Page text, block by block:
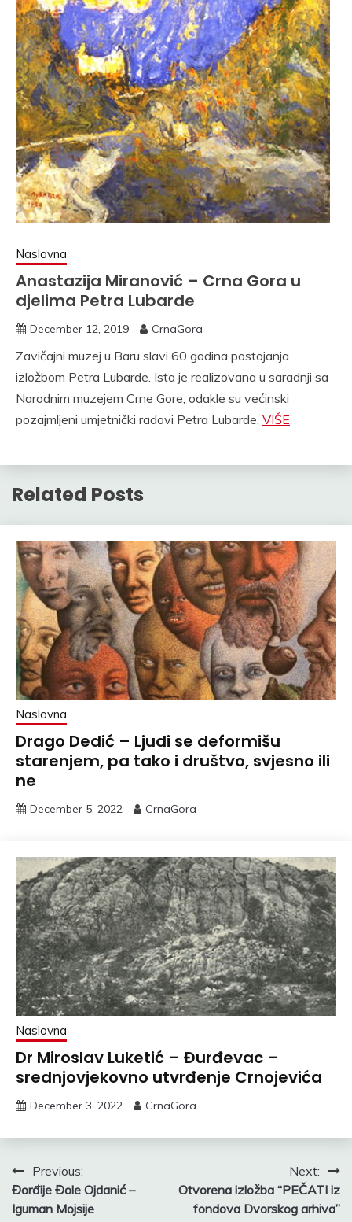
Naslovna
Anastazija Miranović – Crna Gora u
djelima Petra Lubarde
December 12, 2019 CrnaGora
Zavičajni muzej u Baru slavi 60 godina postojanja
izložbom Petra Lubarde. Ista je realizovana u saradnji sa
Narodnim muzejem Crne Gore, odakle su većinski
pozajmljeni umjetnički radovi Petra Lubarde. VIŠE
Related Posts
Naslovna
Drago Dedić – Ljudi se deformišu
starenjem, pa tako i društvo, svjesno ili
ne
December 5, 2022 CrnaGora
Naslovna
Dr Miroslav Luketić – Đurđevac –
srednjovjekovno utvrđenje Crnojevića
December 3, 2022 CrnaGora
Post
navigation
Previous:
Đorđije Đole Ojdanić –
Iguman Mojsije
Next:
Otvorena izložba “PEČATI iz
fondova Dvorskog arhiva”